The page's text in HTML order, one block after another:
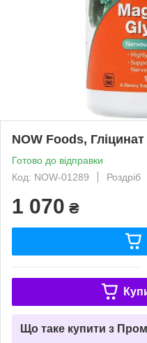
NOW Foods,
Готово до відправки
Код: NOW-01289
Роздріб
1 070 ₴
Що таке купити з